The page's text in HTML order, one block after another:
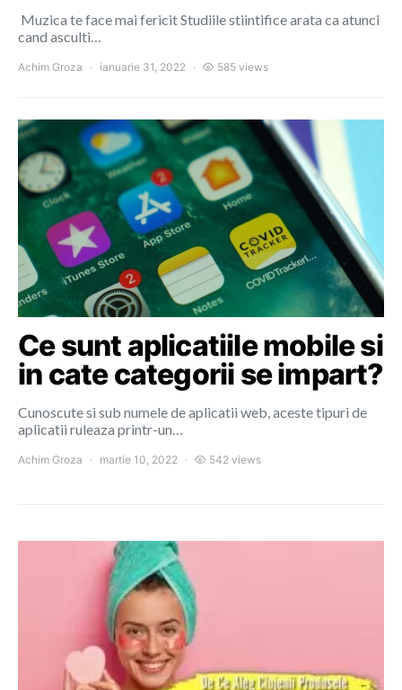
Muzica te face mai fericit Studiile stiintifice arata ca atunci
cand asculti…
Achim Groza ianuarie 31, 2022 585 views
Ce sunt aplicatiile mobile si
in cate categorii se impart?
Cunoscute si sub numele de aplicatii web, aceste tipuri de
aplicatii ruleaza printr-un…
Achim Groza martie 10, 2022 542 views